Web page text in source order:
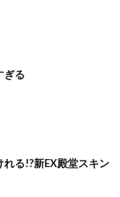
ぎる
れる!?新EX殿堂スキン